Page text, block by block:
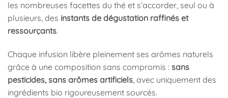
les nombreuses facettes du thé et s’accorder, seul ou à
plusieurs, des instants de dégustation raffinés et
ressourçants.
Chaque infusion libère pleinement ses arômes naturels
grâce à une composition sans compromis : sans
pesticides, sans arômes artificiels , avec uniquement des
ingrédients bio rigoureusement sourcés.